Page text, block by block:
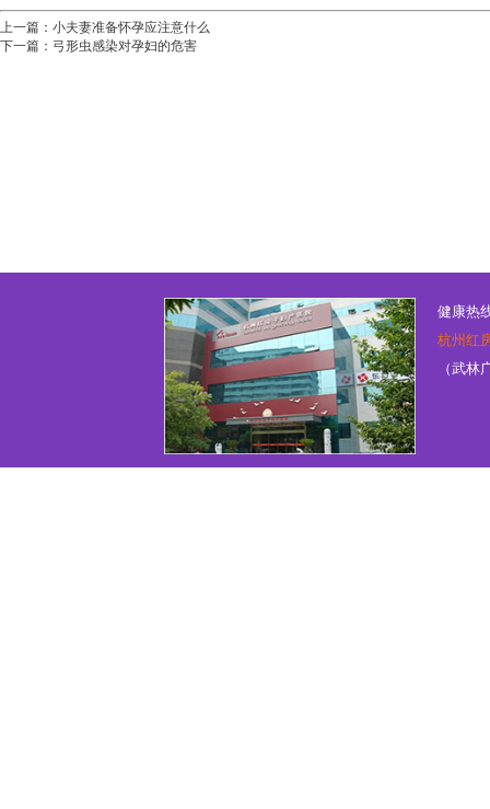
上一篇： 小夫妻准备怀孕应注意什么
下一篇： 弓形虫感染对孕妇的危害
健康热
杭州红
（武